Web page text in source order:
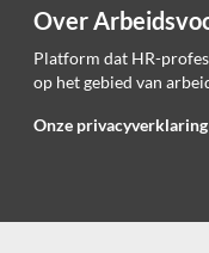
Over
Platform dat HR-
op het gebied van
Onze privacyverklaring